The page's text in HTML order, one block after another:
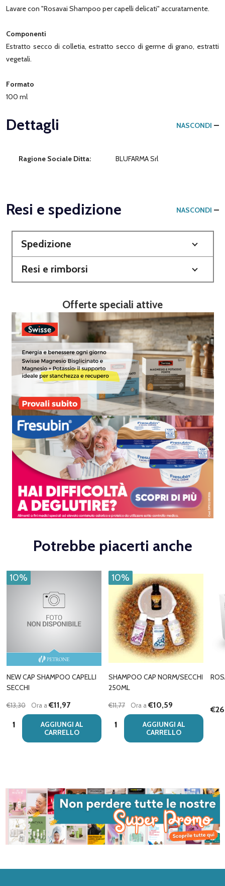
Lavare con "Rosavai Shampoo per capelli delicati" accuratamente.
Componenti
Estratto secco di colletia, estratto secco di germe di grano, estratti
vegetali.
Formato
100 ml
Dettagli NASCONDI
Ragione Sociale Ditta: BLUFARMA Srl
Resi e spedizione NASCONDI
Spedizione
Resi e rimborsi
Offerte speciali attive
Potrebbe piacerti anche
10%
NEW CAP SHAMPOO CAPELLI
SECCHI
€13,30 Ora a€11,97
Quantità:
AGGIUNGI AL
CARRELLO
10%
SHAMPOO CAP NORM/SECCHI
250ML
€11,77 Ora a€10,59
Quantità:
AGGIUNGI AL
CARRELLO